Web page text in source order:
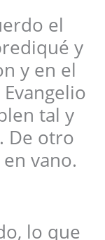
el
y
y en el
tal y
De otro
vano.
lo que